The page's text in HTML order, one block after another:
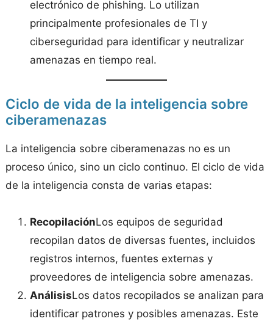
electrónico de phishing. Lo utilizan
principalmente profesionales de TI y
ciberseguridad para identificar y neutralizar
amenazas en tiempo real.
Ciclo de vida de la inteligencia sobre
ciberamenazas
La inteligencia sobre ciberamenazas no es un
proceso único, sino un ciclo continuo. El ciclo de vida
de la inteligencia consta de varias etapas:
RecopilaciónLos equipos de seguridad
recopilan datos de diversas fuentes, incluidos
registros internos, fuentes externas y
proveedores de inteligencia sobre amenazas.
AnálisisLos datos recopilados se analizan para
identificar patrones y posibles amenazas. Este